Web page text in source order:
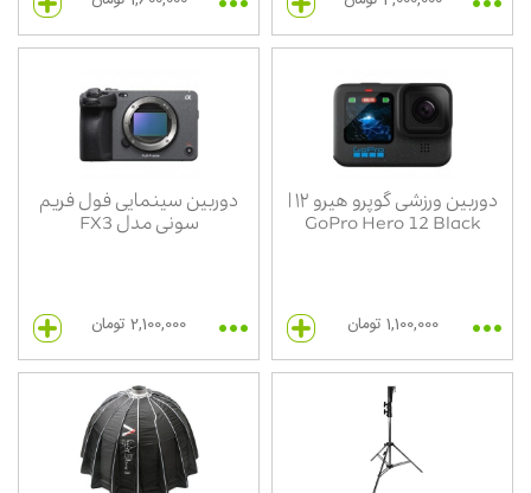
دوربین ورزشی گوپرو هیرو ۱۲ |
GoPro Hero 12 Black
1,100,000 تومان
دوربین سینمایی فول فریم
سونی مدل FX3
2,100,000 تومان